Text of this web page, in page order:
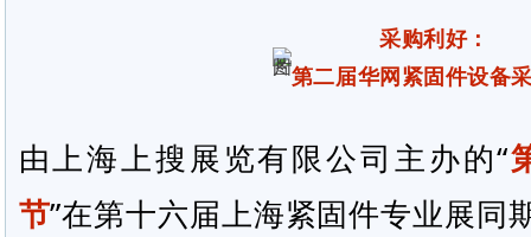
采购利好：
第二届华网紧固件设备
由上海上搜展览有限公司主办的“
节”在第十六届上海紧固件专业展同